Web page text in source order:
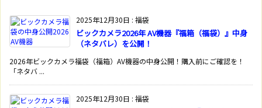
2025年12月30日 : 福袋
ビックカメラ2026年 AV機器『福箱（福袋）』中身
（ネタバレ）を公開！
2026年ビックカメラ福袋（福箱）AV機器の中身公開！購入前にご確認を！
「ネタバ ...
2025年12月30日 : 福袋